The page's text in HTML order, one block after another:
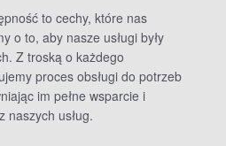
to cechy, które nas
o to, aby nasze usługi były
Z troską o każdego
proces obsługi do potrzeb
im pełne wsparcie i
naszych usług.